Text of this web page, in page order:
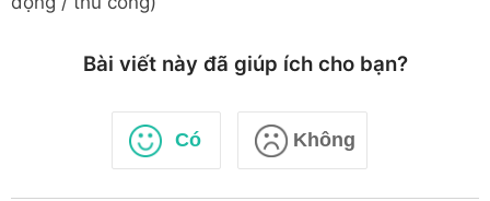
Bài viết này đã giúp ích cho bạn?
Có Không